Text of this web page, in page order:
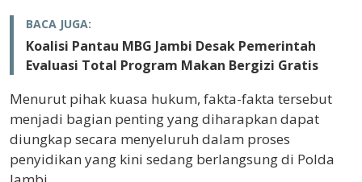
BACA JUGA:
Koalisi Pantau MBG Jambi Desak Pemerintah
Evaluasi Total Program Makan Bergizi Gratis
Menurut pihak kuasa hukum, fakta-fakta tersebut
menjadi bagian penting yang diharapkan dapat
diungkap secara menyeluruh dalam proses
penyidikan yang kini sedang berlangsung di Polda